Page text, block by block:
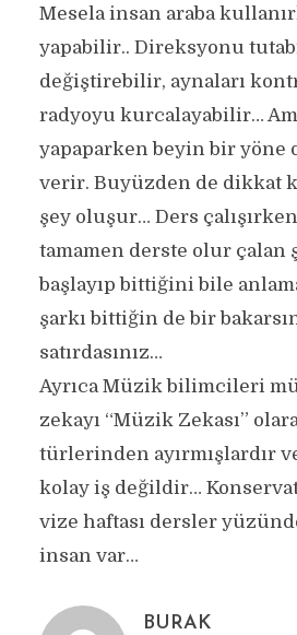
Mesela insan araba
yapabilir.. Direksyonu
değiştirebilir, aynaları
radyoyu kurcalayabilir…
yapaparken beyin bir yöne
verir. Buyüzden de dikkat
şey oluşur… Ders
tamamen derste olur çalan
başlayıp bittiğini bile
şarkı bittiğin de bir
satırdasınız…
Ayrıca Müzik bilimcileri
zekayı “Müzik Zekası”
türlerinden ayırmışlardır
kolay iş değildir…
vize haftası dersler
insan var…
BURAK